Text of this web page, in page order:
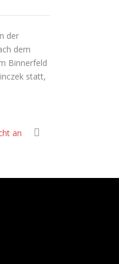
der
dem
Binnerfeld
statt,
an